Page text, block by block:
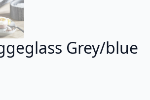
Grey/blue